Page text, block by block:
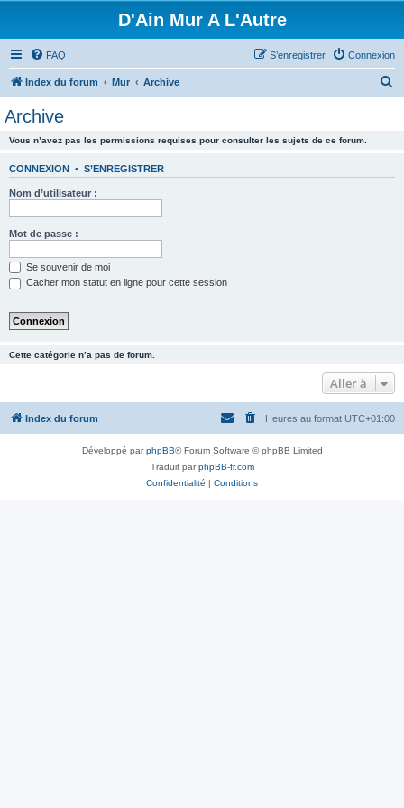
D'Ain Mur A L'Autre
FAQ Connexion
S’enregistrer
Index du forum Mur Archive
Archive
Vous n’avez pas les permissions requises pour consulter les sujets de ce forum.
CONNEXION • S’ENREGISTRER
Nom d’utilisateur :
Mot de passe :
Se souvenir de moi
Cacher mon statut en ligne pour cette session
Cette catégorie n’a pas de forum.
Aller à
Index du forum Heures au format UTC+01:00
Développé parphpBB® Forum Software © phpBB Limited
Traduit parphpBB-fr.com
Confidentialité | Conditions